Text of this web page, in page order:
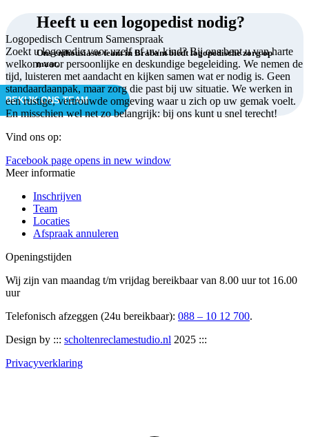
Heeft u een logopedist nodig?
Ons enthousiaste team in Brabant biedt logopedische zorg op
maat.
BEKIJK ONS TEAM
Logopedisch Centrum Samenspraak
Zoekt u logopedie voor uzelf of uw kind? Bij ons bent u van harte
welkom voor persoonlijke en deskundige begeleiding. We nemen de
tijd, luisteren met aandacht en kijken samen wat er nodig is. Geen
standaardaanpak, maar zorg die past bij uw situatie. We werken in
een rustige, vertrouwde omgeving waar u zich op uw gemak voelt.
En misschien wel net zo belangrijk: bij ons kunt u snel terecht!
Vind ons op:
Facebook page opens in new window
Meer informatie
Inschrijven
Team
Locaties
Afspraak annuleren
Openingstijden
Wij zijn van maandag t/m vrijdag bereikbaar van 8.00 uur tot 16.00
uur
Telefonisch afzeggen (24u bereikbaar): 088 – 10 12 700.
Design by ::: scholtenreclamestudio.nl 2025 :::
Privacyverklaring